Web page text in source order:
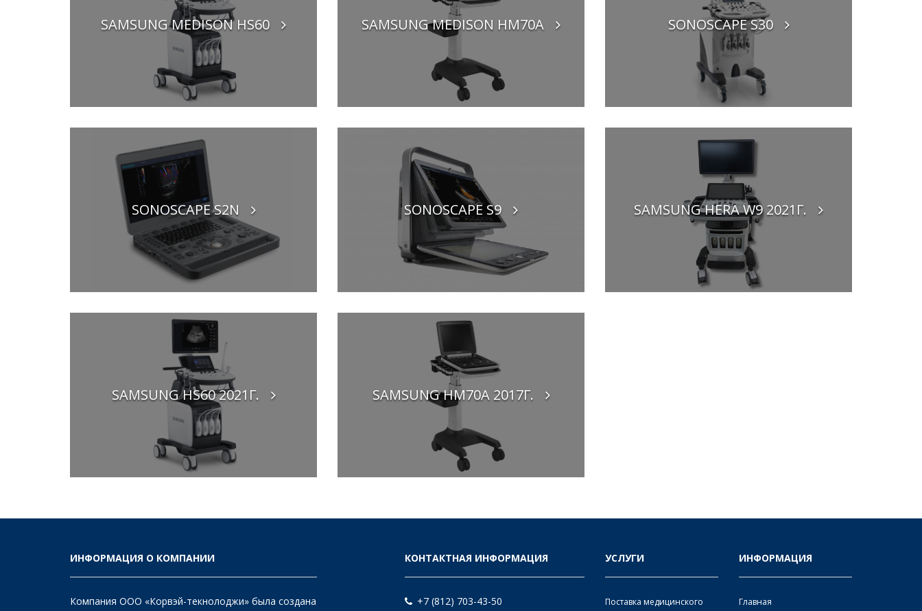
SAMSUNG MEDISON HS60 SAMSUNG MEDISON HM70A SONOSCAPE S30
SONOSCAPE S2N SONOSCAPE S9 SAMSUNG HERA W9 2021Г.
SAMSUNG HS60 2021Г. SAMSUNG HM70A 2017Г.
ИНФОРМАЦИЯ О КОМПАНИИ
Компания ООО «Корвэй-текнолоджи» была создана
КОНТАКТНАЯ ИНФОРМАЦИЯ
+7 (812) 703-43-50
УСЛУГИ
Поставка медицинского
ИНФОРМАЦИЯ
Главная